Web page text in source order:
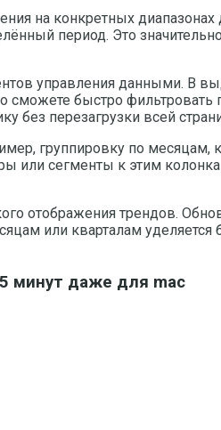
на конкретных
период. Это
управления данными. В
быстро
без перезагрузки всей
группировку по месяцам,
или сегменты к этим
отображения трендов.
или кварталам
минут даже для mac